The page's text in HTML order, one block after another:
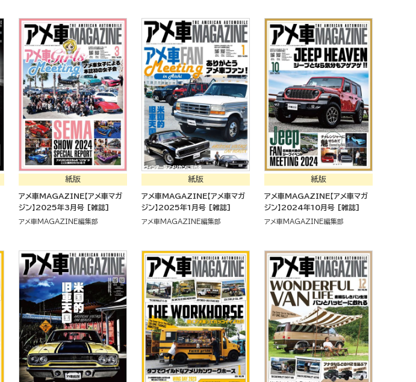
紙版
アメ車MAGAZINE【アメ車マガ
ジン】2025年3月号 [雑誌]
アメ車MAGAZINE編集部
紙版
アメ車MAGAZINE【アメ車マガ
ジン】2025年1月号 [雑誌]
アメ車MAGAZINE編集部
紙版
アメ車MAGAZINE【アメ車マガ
ジン】2024年10月号 [雑誌]
アメ車MAGAZINE編集部